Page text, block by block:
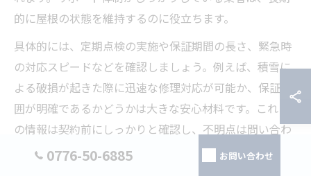
的に屋根の状態を維持するのに役立ちます。
具体的には、定期点検の実施や保証期間の長さ、緊急時
の対応スピードなどを確認しましょう。例えば、積雪に
よる破損が起きた際に迅速な修理対応が可能か、保証範
囲が明確であるかどうかは大きな安心材料です。これら
の情報は契約前にしっかりと確認し、不明点は問い合わ
せて解消することが重要です。
0776-50-6885 お問い合わせ